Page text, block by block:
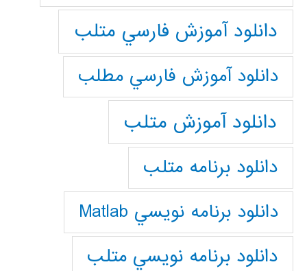
دانلود آموزش فارسي متلب
دانلود آموزش فارسي مطلب
دانلود آموزش متلب
دانلود برنامه متلب
دانلود برنامه نويسي Matlab
دانلود برنامه نويسي متلب